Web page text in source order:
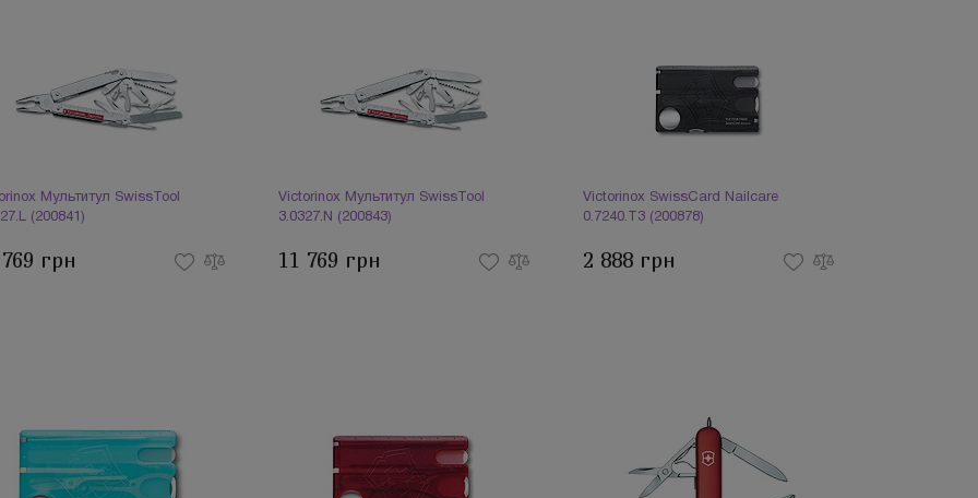
Мультитул SwissTool
(200841)
грн
Victorinox Мультитул SwissTool
3.0327.N (200843)
11 769 грн
Victorinox SwissCard Nailcare
0.7240.T3 (200878)
2 888 грн